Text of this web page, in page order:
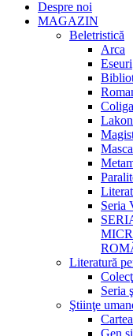
Despre noi
MAGAZIN
Beletristică
Arca
Eseuri
Masca
Seria
Literatură
Seria
Ştiinţe
Gen